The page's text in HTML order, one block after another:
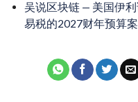
吴说区块链 — 美国伊
易税的2027财年预算案